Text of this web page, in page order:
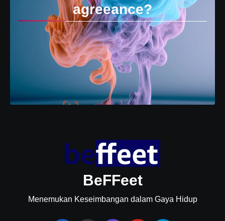
agreeance?
BeFFeet
Menemukan Keseimbangan dalam Gaya Hidup